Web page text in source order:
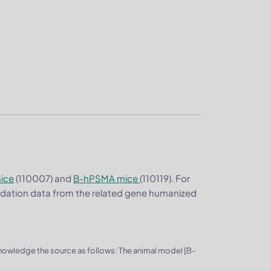
(110007) and B-hPSMA mice(110119). For
data from the related gene humanized
the source as follows: The animal model [B-